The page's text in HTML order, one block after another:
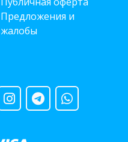
Предложения и
жалобы